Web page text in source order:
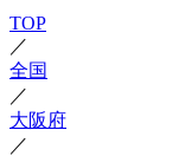
TOP
／
全国
／
大阪府
／